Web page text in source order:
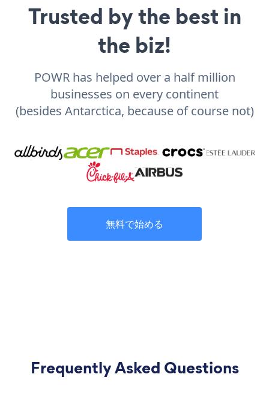
Trusted by the best in
the biz!
POWR has helped over a half million
businesses on every continent
(besides Antarctica, because of course not)
無料で始める
Frequently Asked Questions